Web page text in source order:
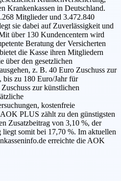
Krankenkassen in Deutschland.
Mitglieder und 3.472.840
sie dabei auf Zuverlässigkeit und
über 130 Kundencentern wird
Beratung der Versicherten
die Kasse ihren Mitgliedern
über den gesetzlichen
z. B. 40 Euro Zuschuss zur
bis zu 180 Euro/Jahr für
zur künstlichen
kostenfreie
PLUS zählt zu den günstigsten
Zusatzbeitrag von 3,10 %, der
liegt somit bei 17,70 %. Im aktuellen
erreichte die AOK